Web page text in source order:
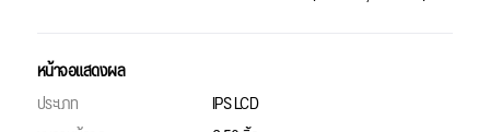
หน้าจอแสดงผล
ประเภท
IPS LCD